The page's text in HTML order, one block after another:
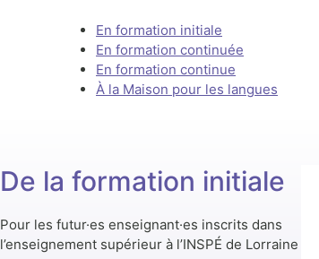
En formation initiale
En formation continuée
En formation continue
À la Maison pour les langues
De la formation initiale
Pour les futur·es enseignant·es inscrits dans
l’enseignement supérieur à l’INSPÉ de Lorraine